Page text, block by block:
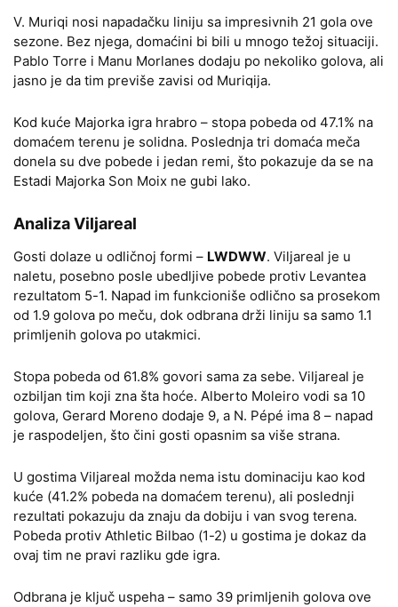
V. Muriqi nosi napadačku liniju sa impresivnih 21 gola ove
sezone. Bez njega, domaćini bi bili u mnogo težoj situaciji.
Pablo Torre i Manu Morlanes dodaju po nekoliko golova, ali
jasno je da tim previše zavisi od Muriqija.
Kod kuće Majorka igra hrabro – stopa pobeda od 47.1% na
domaćem terenu je solidna. Poslednja tri domaća meča
donela su dve pobede i jedan remi, što pokazuje da se na
Estadi Majorka Son Moix ne gubi lako.
Analiza Viljareal
Gosti dolaze u odličnoj formi – LWDWW. Viljareal je u
naletu, posebno posle ubedljive pobede protiv Levantea
rezultatom 5-1. Napad im funkcioniše odlično sa prosekom
od 1.9 golova po meču, dok odbrana drži liniju sa samo 1.1
primljenih golova po utakmici.
Stopa pobeda od 61.8% govori sama za sebe. Viljareal je
ozbiljan tim koji zna šta hoće. Alberto Moleiro vodi sa 10
golova, Gerard Moreno dodaje 9, a N. Pépé ima 8 – napad
je raspodeljen, što čini gosti opasnim sa više strana.
U gostima Viljareal možda nema istu dominaciju kao kod
kuće (41.2% pobeda na domaćem terenu), ali poslednji
rezultati pokazuju da znaju da dobiju i van svog terena.
Pobeda protiv Athletic Bilbao (1-2) u gostima je dokaz da
ovaj tim ne pravi razliku gde igra.
Odbrana je ključ uspeha – samo 39 primljenih golova ove